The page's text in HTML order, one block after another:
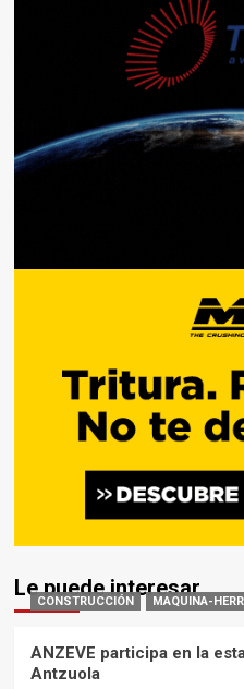
Le puede interesar
CONSTRUCCIÓN MAQUINA-
ANZEVE participa en la
Antzuola